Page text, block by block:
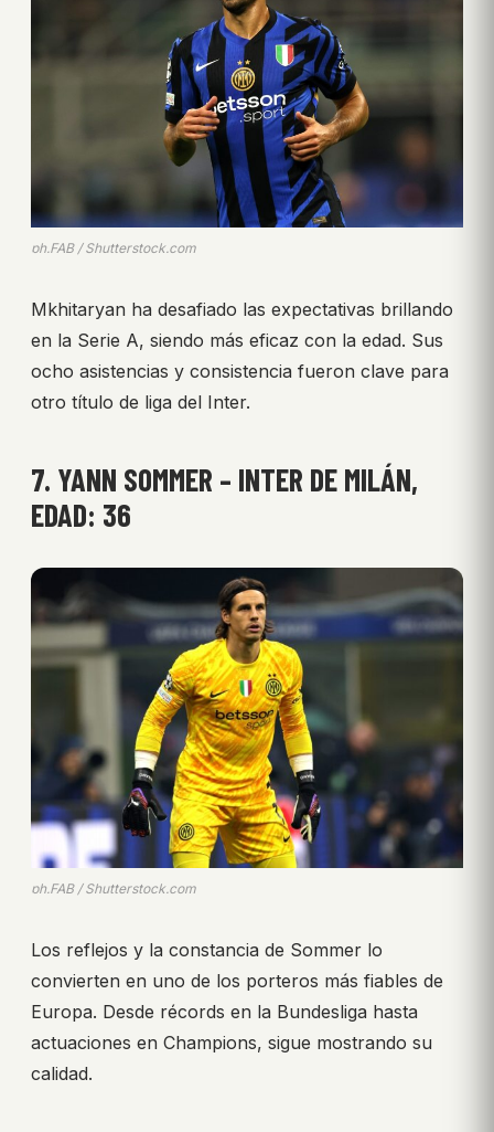
ph.FAB / Shutterstock.com
Mkhitaryan ha desafiado las expectativas brillando
en la Serie A, siendo más eficaz con la edad. Sus
ocho asistencias y consistencia fueron clave para
otro título de liga del Inter.
7. YANN SOMMER – INTER DE MILÁN,
EDAD: 36
ph.FAB / Shutterstock.com
Los reflejos y la constancia de Sommer lo
convierten en uno de los porteros más fiables de
Europa. Desde récords en la Bundesliga hasta
actuaciones en Champions, sigue mostrando su
calidad.